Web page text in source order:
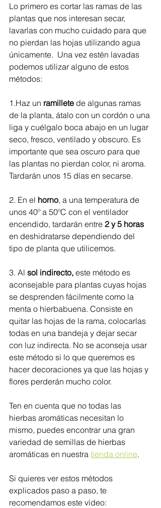
Lo primero es cortar las ramas de las
plantas que nos interesan secar,
lavarlas con mucho cuidado para que
no pierdan las hojas utilizando agua
únicamente.  Una vez estén lavadas
podemos utilizar alguno de estos
métodos:
1.Haz un ramillete de algunas ramas
de la planta, átalo con un cordón o una
liga y cuélgalo boca abajo en un lugar
seco, fresco, ventilado y obscuro. Es
importante que sea oscuro para que
las plantas no pierdan color, ni aroma.
Tardarán unos 15 días en secarse.
2. En el horno, a una temperatura de
unos 40º a 50ºC con el ventilador
encendido, tardarán entre 2 y 5 horas
en deshidratarse dependiendo del
tipo de planta que utilicemos.
3. Al sol indirecto, este método es
aconsejable para plantas cuyas hojas
se desprenden fácilmente como la
menta o hierbabuena. Consiste en
quitar las hojas de la rama, colocarlas
todas en una bandeja y dejar secar
con luz indirecta. No se aconseja usar
este método si lo que queremos es
hacer decoraciones ya que las hojas y
flores perderán mucho color.
Ten en cuenta que no todas las
hierbas aromáticas necesitan lo
mismo, puedes encontrar una gran
variedad de semillas de hierbas
aromáticas en nuestra tienda online.
Si quieres ver estos métodos
explicados paso a paso, te
recomendamos este vídeo: